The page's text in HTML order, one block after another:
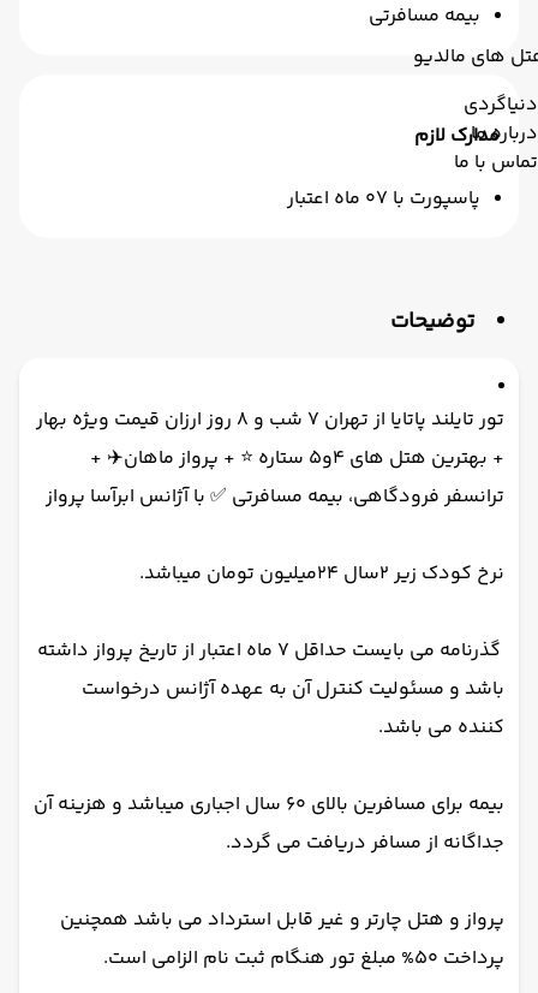
های مالدیو
دنیاگردی
درباره ما
تماس با ما
بیمه مسافرتی
مدارک لازم
پاسپورت با 07 ماه اعتبار
توضیحات
تور تایلند پاتایا از تهران 7 شب و 8 روز ارزان قیمت ویژه بهار
+ بهترین هتل های 4و5 ستاره ⭐️ + پرواز ماهان✈️ +
ترانسفر فرودگاهی، بیمه مسافرتی ✅ با آژانس ابرآسا پرواز
نرخ کودک زیر 2سال 24میلیون تومان میباشد.
گذرنامه می بایست حداقل 7 ماه اعتبار از تاریخ پرواز داشته
باشد و مسئولیت کنترل آن به عهده آژانس درخواست
کننده می باشد.
بیمه برای مسافرین بالای 60 سال اجباری میباشد و هزینه آن
جداگانه از مسافر دریافت می گردد.
پرواز و هتل چارتر و غیر قابل استرداد می باشد همچنین
پرداخت 50% مبلغ تور هنگام ثبت نام الزامی است.